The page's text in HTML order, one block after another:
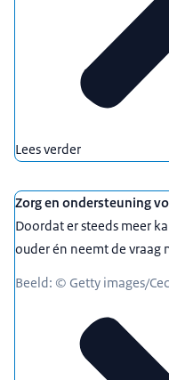
Lees verder
Zorg en ondersteuning
Doordat er steeds meer
ouder én neemt de vraag
Beeld: © Getty images/